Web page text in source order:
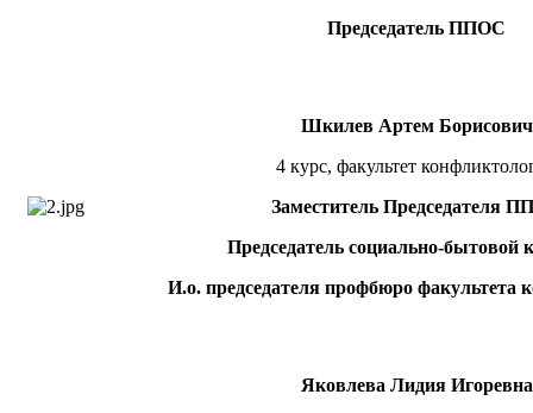
Председатель ППОС
Шкилев Артем Борисович
4 курс, факультет
Заместитель Председателя
Председатель социально-бытовой
И.о. председателя профбюро факультета
Яковлева Лидия Игоревна